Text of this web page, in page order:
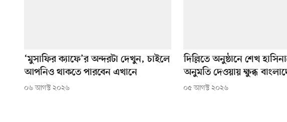
‘মুসাফির ক্যাফে’র অন্দরটা দেখুন, চাইলে
আপনিও থাকতে পারবেন এখানে
০৬ আগস্ট ২০২৬
দিল্লিতে অনুষ্ঠানে শেখ
অনুমতি দেওয়ায় ক্ষুব্ধ
০৫ আগস্ট ২০২৬